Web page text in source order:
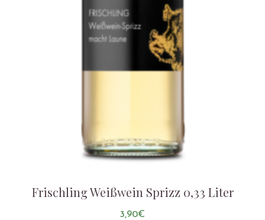
Frischling Weißwein Sprizz 0,33 Liter
3,90€